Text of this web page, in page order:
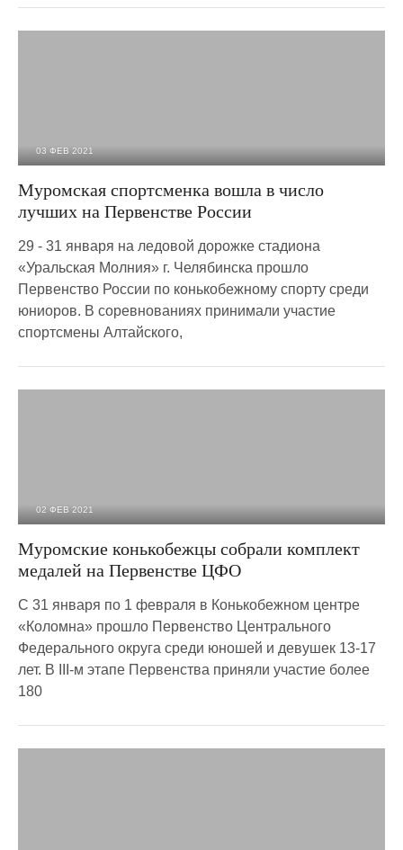
03 ФЕВ 2021
Муромская спортсменка вошла в число
лучших на Первенстве России
29 - 31 января на ледовой дорожке стадиона
«Уральская Молния» г. Челябинска прошло
Первенство России по конькобежному спорту среди
юниоров. В соревнованиях принимали участие
спортсмены Алтайского,
02 ФЕВ 2021
Муромские конькобежцы собрали комплект
медалей на Первенстве ЦФО
С 31 января по 1 февраля в Конькобежном центре
«Коломна» прошло Первенство Центрального
Федерального округа среди юношей и девушек 13-17
лет. В III-м этапе Первенства приняли участие более
180